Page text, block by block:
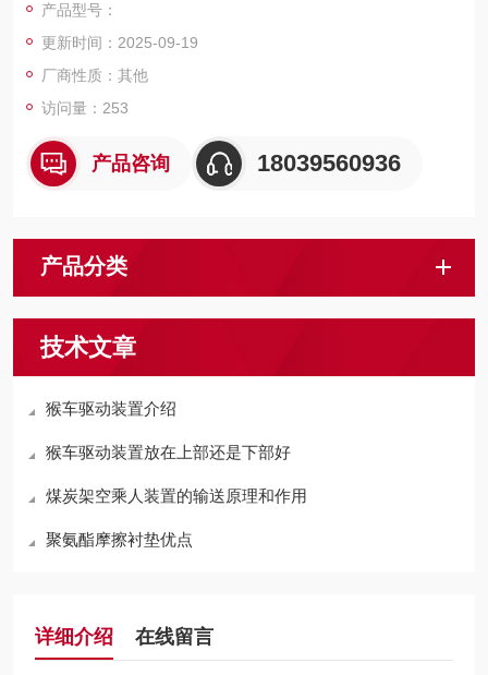
产品型号：
更新时间：2025-09-19
厂商性质：其他
访问量：253
产品咨询 18039560936
产品分类
技术文章
猴车驱动装置介绍
猴车驱动装置放在上部还是下部好
煤炭架空乘人装置的输送原理和作用
聚氨酯摩擦衬垫优点
详细介绍 在线留言